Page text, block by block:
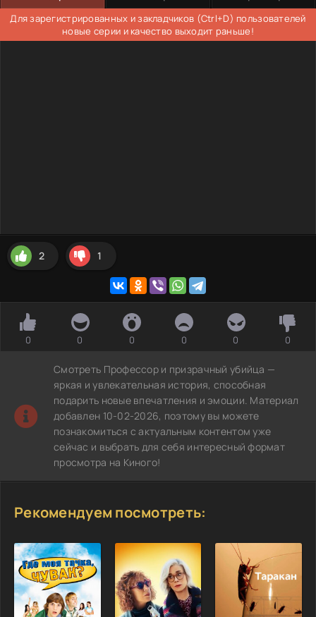
Для зарегистрированных и закладчиков (Ctrl+D) пользователей
новые серии и качество выходит раньше!
2 1
0 0 0 0 0 0
Смотреть Профессор и призрачный убийца —
яркая и увлекательная история, способная
подарить новые впечатления и эмоции. Материал
добавлен 10-02-2026, поэтому вы можете
познакомиться с актуальным контентом уже
сейчас и выбрать для себя интересный формат
просмотра на Киного!
Рекомендуем посмотреть: